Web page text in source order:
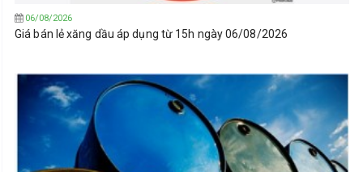
06/08/2026
Giá bán lẻ xăng dầu áp dụng từ 15h ngày 06/08/2026